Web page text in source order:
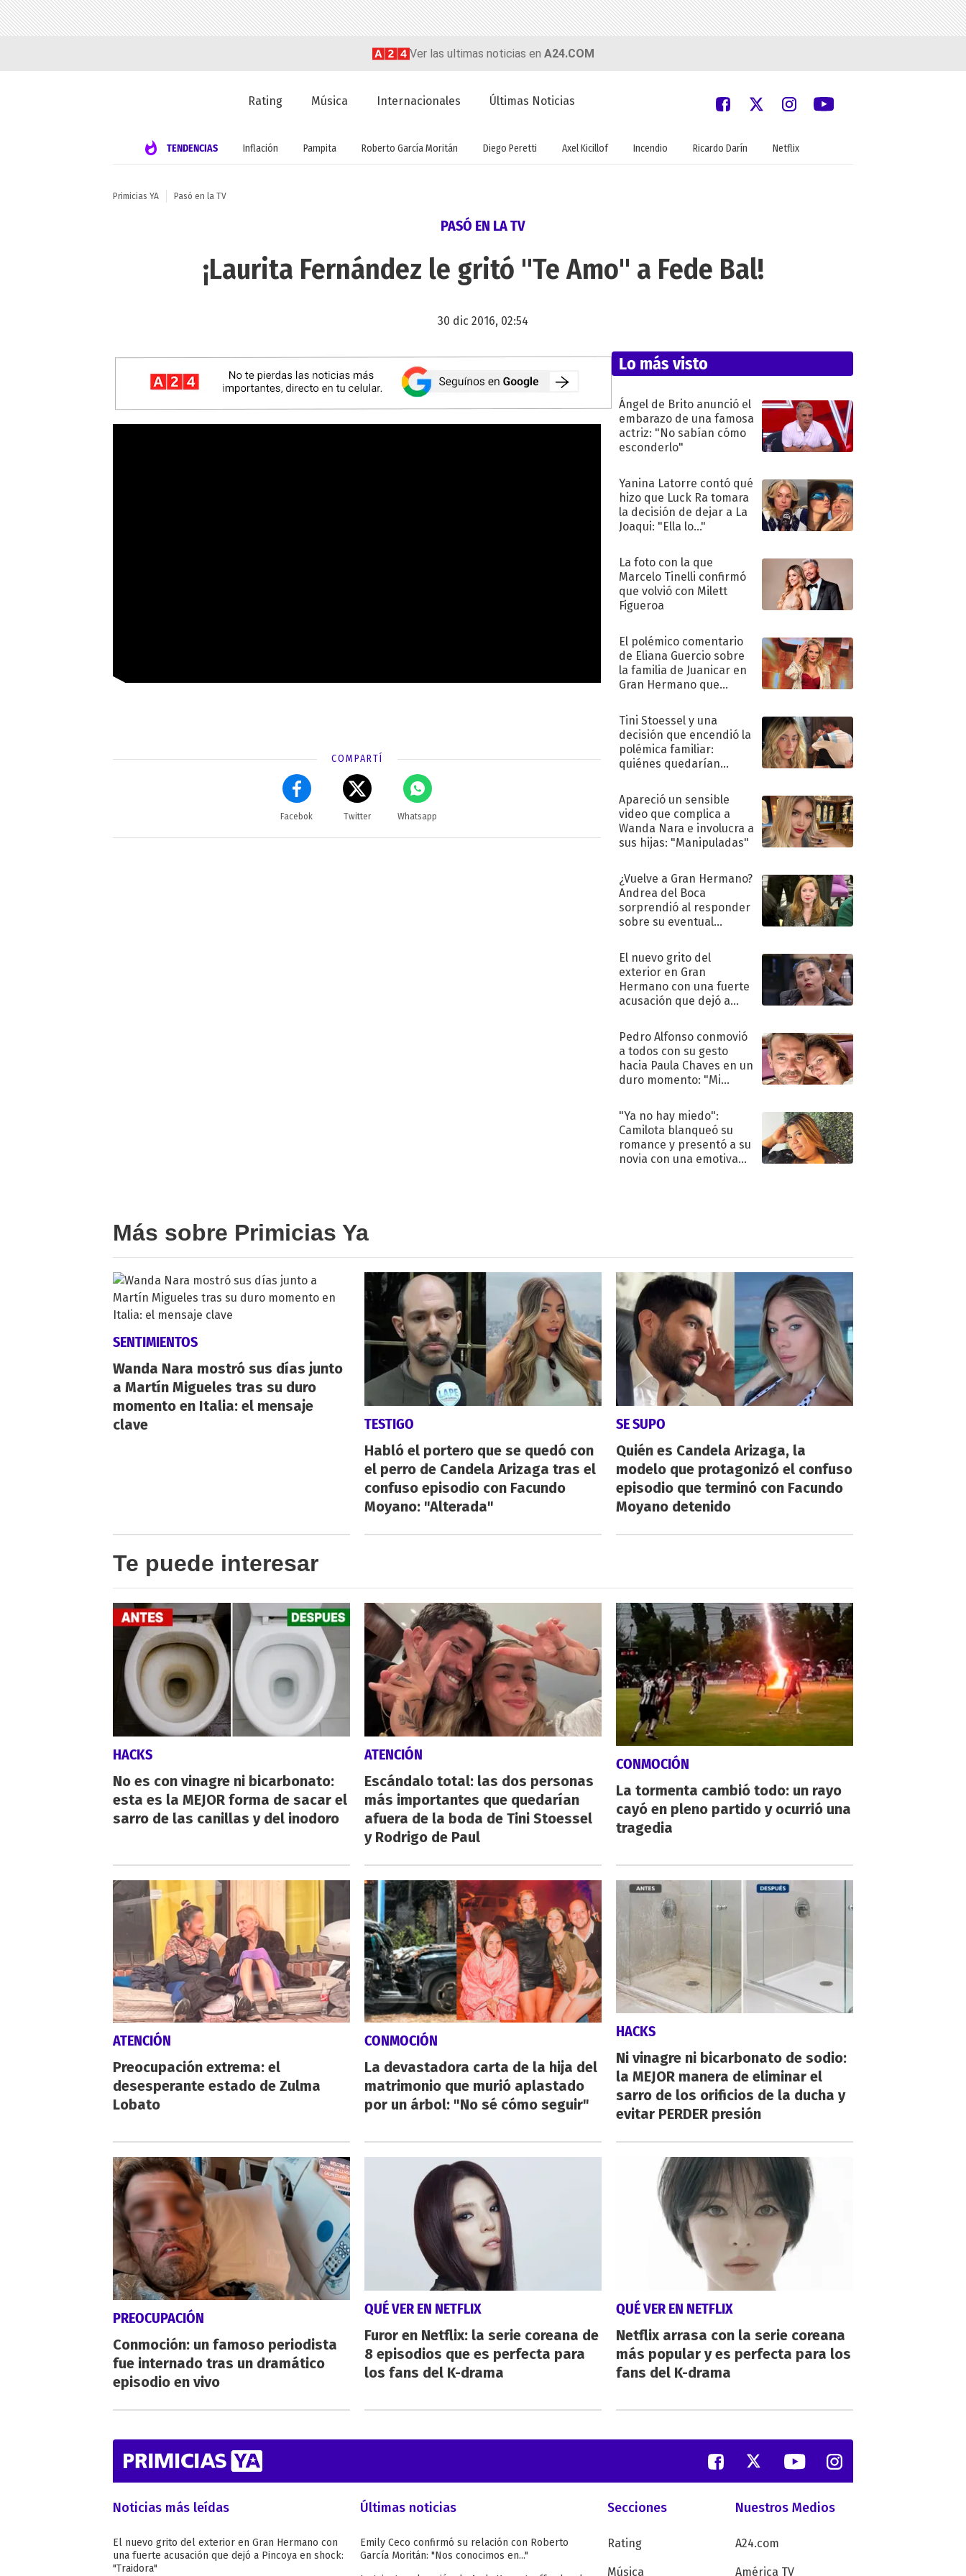
Ver las ultimas noticias en A24.COM
Rating Música Internacionales Últimas Noticias
TENDENCIAS Inflación Pampita Roberto García Moritán Diego Peretti Axel Kicillof Incendio Ricardo Darín Netflix
Primicias YA Pasó en la TV
PASÓ EN LA TV
¡Laurita Fernández le gritó "Te Amo" a Fede Bal!
30 dic 2016, 02:54
COMPARTÍ
Facebok Twitter Whatsapp
Lo más visto
Ángel de Brito anunció el
embarazo de una famosa
actriz: "No sabían cómo
esconderlo"
Yanina Latorre contó qué
hizo que Luck Ra tomara
la decisión de dejar a La
Joaqui: "Ella lo..."
La foto con la que
Marcelo Tinelli confirmó
que volvió con Milett
Figueroa
El polémico comentario
de Eliana Guercio sobre
la familia de Juanicar en
Gran Hermano que
Tini Stoessel y una
decisión que encendió la
polémica familiar:
quiénes quedarían
Apareció un sensible
video que complica a
Wanda Nara e involucra a
sus hijas: "Manipuladas"
¿Vuelve a Gran Hermano?
Andrea del Boca
sorprendió al responder
sobre su eventual
El nuevo grito del
exterior en Gran
Hermano con una fuerte
acusación que dejó a
"Traidora"
Pedro Alfonso conmovió
a todos con su gesto
hacia Paula Chaves en un
duro momento: "Mi
terapéutico"
"Ya no hay miedo":
Camilota blanqueó su
romance y presentó a su
novia con una emotiva
Más sobre Primicias Ya
SENTIMIENTOS
Wanda Nara mostró sus días junto
a Martín Migueles tras su duro
momento en Italia: el mensaje
clave
TESTIGO
Habló el portero que se quedó con
el perro de Candela Arizaga tras el
confuso episodio con Facundo
Moyano: "Alterada"
SE SUPO
Quién es Candela Arizaga, la
modelo que protagonizó el confuso
episodio que terminó con Facundo
Moyano detenido
Te puede interesar
HACKS
No es con vinagre ni bicarbonato:
esta es la MEJOR forma de sacar el
sarro de las canillas y del inodoro
ATENCIÓN
Escándalo total: las dos personas
más importantes que quedarían
afuera de la boda de Tini Stoessel
y Rodrigo de Paul
CONMOCIÓN
La tormenta cambió todo: un rayo
cayó en pleno partido y ocurrió una
tragedia
ATENCIÓN
Preocupación extrema: el
desesperante estado de Zulma
Lobato
CONMOCIÓN
La devastadora carta de la hija del
matrimonio que murió aplastado
por un árbol: "No sé cómo seguir"
HACKS
Ni vinagre ni bicarbonato de sodio:
la MEJOR manera de eliminar el
sarro de los orificios de la ducha y
evitar PERDER presión
PREOCUPACIÓN
Conmoción: un famoso periodista
fue internado tras un dramático
episodio en vivo
QUÉ VER EN NETFLIX
Furor en Netflix: la serie coreana de
8 episodios que es perfecta para
los fans del K-drama
QUÉ VER EN NETFLIX
Netflix arrasa con la serie coreana
más popular y es perfecta para los
fans del K-drama
Noticias más leídas
El nuevo grito del exterior en Gran Hermano con
una fuerte acusación que dejó a Pincoya en shock:
"Traidora"
Últimas noticias
Emily Ceco confirmó su relación con Roberto
García Moritán: "Nos conocimos en..."
Secciones
Rating
Música
Nuestros Medios
A24.com
América TV